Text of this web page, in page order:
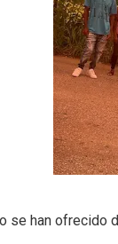
se han